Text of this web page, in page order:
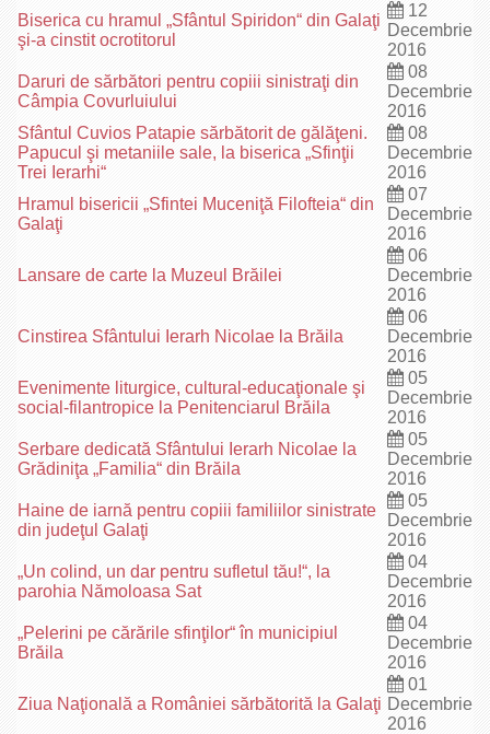
Biserica cu hramul „Sfântul Spiridon“ din Galaţi
şi-a cinstit ocrotitorul
12
Decembrie
2016
Daruri de sărbători pentru copiii sinistraţi din
Câmpia Covurluiului
08
Decembrie
2016
Sfântul Cuvios Patapie sărbătorit de gălăţeni.
Papucul şi metaniile sale, la biserica „Sfinţii
Trei Ierarhi“
08
Decembrie
2016
Hramul bisericii „Sfintei Muceniţă Filofteia“ din
Galaţi
07
Decembrie
2016
Lansare de carte la Muzeul Brăilei
06
Decembrie
2016
Cinstirea Sfântului Ierarh Nicolae la Brăila
06
Decembrie
2016
Evenimente liturgice, cultural-educaţionale şi
social-filantropice la Penitenciarul Brăila
05
Decembrie
2016
Serbare dedicată Sfântului Ierarh Nicolae la
Grădiniţa „Familia“ din Brăila
05
Decembrie
2016
Haine de iarnă pentru copiii familiilor sinistrate
din judeţul Galaţi
05
Decembrie
2016
„Un colind, un dar pentru sufletul tău!“, la
parohia Nămoloasa Sat
04
Decembrie
2016
„Pelerini pe cărările sfinţilor“ în municipiul
Brăila
04
Decembrie
2016
Ziua Naţională a României sărbătorită la Galaţi
01
Decembrie
2016